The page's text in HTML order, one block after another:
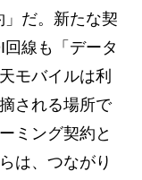
だ。新たな契
線も「データ
モバイルは利
される場所で
ミング契約と
は、つながり